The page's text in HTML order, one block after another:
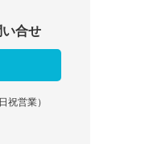
合せ
祝営業）